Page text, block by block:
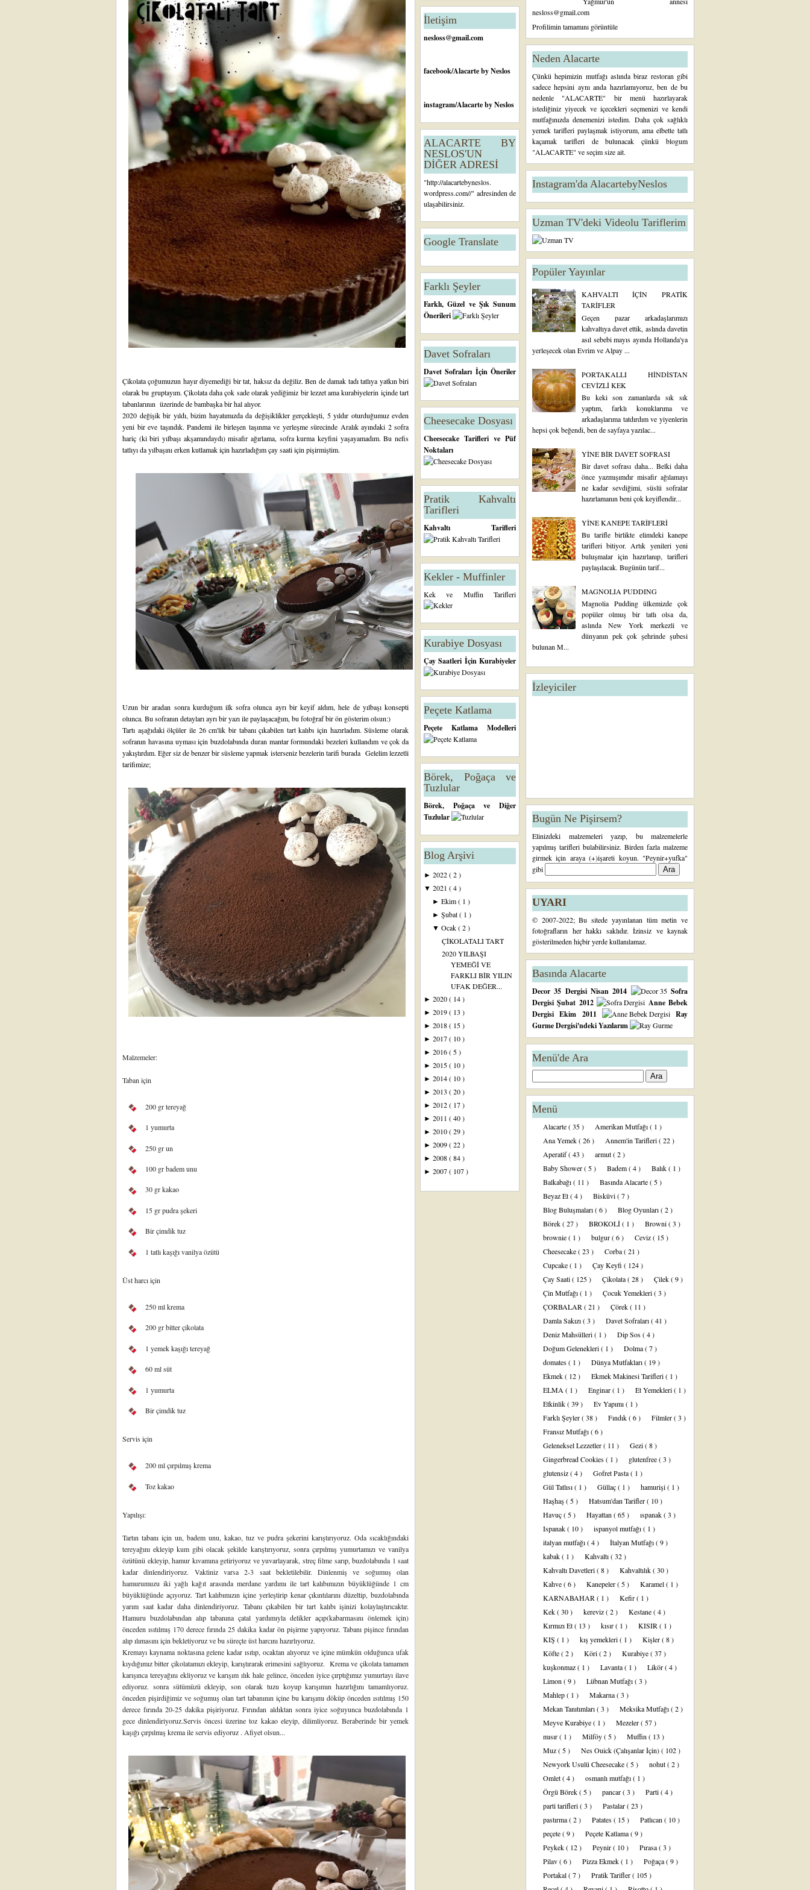
Çikolata çoğumuzun hayır diyemediği bir tat, haksız da değiliz. Ben de damak tadı tatlıya yatkın biri
olarak bu gruptayım. Çikolata daha çok sade olarak yediğimiz bir lezzet ama kurabiyelerin içinde tart
tabanlarının üzerinde de bambaşka bir hal alıyor.
2020 değişik bir yıldı, bizim hayatımızda da değişiklikler gerçekleşti, 5 yıldır oturduğumuz evden
yeni bir eve taşındık. Pandemi ile birleşen taşınma ve yerleşme sürecinde Aralık ayındaki 2 sofra
hariç (kibiri yılbaşı akşamındaydı) misafir ağırlama, sofra kurma keyfini yaşayamadım. Bu nefis
tatlıyı da yılbaşını erken kutlamak için hazırladığım çay saati için pişirmiştim.
Uzun bir aradan sonra kurduğum ilk sofra olunca ayrı bir keyif aldım, hele de yılbaşı konsepti
olunca. Bu sofranın detayları ayrı bir yazı ile paylaşacağım, bu fotoğraf bir ön gösterim olsun:)
Tartı aşağıdaki ölçüler ile 26 cm'lik bir tabanı çıkabilen tart kalıbı için hazırladım. Süsleme olarak
sofranın havasına uyması için buzdolabında duran mantar formundaki bezeleri kullandım ve çok da
yakıştırdım. Eğer siz de benzer bir süsleme yapmak isterseniz bezelerin tarifi burada Gelelim lezzetli
tarifimize;
Malzemeler:
Taban için
200 gr tereyağ
1 yumurta
250 gr un
100 gr badem unu
30 gr kakao
15 gr pudra şekeri
Bir çimdik tuz
1 tatlı kaşığı vanilya özütü
Üst harcı için
250 ml krema
200 gr bitter çikolata
1 yemek kaşığı tereyağ
60 ml süt
1 yumurta
Bir çimdik tuz
Servis için
200 ml çırpılmış krema
Toz kakao
Yapılışı:
Tartın tabanı için un, badem unu, kakao, tuz ve pudra şekerini karıştırıyoruz. Oda sıcaklığındaki
tereyağını ekleyip kum gibi olacak şekilde karıştırıyoruz, sonra çırpılmış yumurtamızı ve vanilya
özütünü ekleyip, hamur kıvamına getiriyoruz ve yuvarlayarak, streç filme sarıp, buzdolabında 1 saat
kadar dinlendiriyoruz. Vaktiniz varsa 2-3 saat bekletilebilir. Dinlenmiş ve soğumuş olan
hamurumuzu iki yağlı kağıt arasında merdane yardımı ile tart kalıbımızın büyüklüğünde 1 cm
büyüklüğünde açıyoruz. Tart kalıbımızın içine yerleştirip kenar çıkıntılarını düzeltip, buzdolabında
yarım saat kadar daha dinlendiriyoruz. Tabanı çıkabilen bir tart kalıbı işinizi kolaylaştırıcaktır.
Hamuru buzdolabından alıp tabanına çatal yardımıyla delikler açıp(kabarmasını önlemek için)
önceden ısıtılmış 170 derece fırında 25 dakika kadar ön pişirme yapıyoruz. Tabanı pişince fırından
alıp ılımasını için bekletiyoruz ve bu süreçte üst harcını hazırlıyoruz.
Kremayı kaynama noktasına gelene kadar ısıtıp, ocaktan alıyoruz ve içine mümkün olduğunca ufak
kıydığımız bitter çikolatamızı ekleyip, karıştırarak erimesini sağlıyoruz. Krema ve çikolata tamamen
karışınca tereyağını ekliyoruz ve karışım ılık hale gelince, önceden iyice çırptığımız yumurtayı ilave
ediyoruz. sonra sütümüzü ekleyip, son olarak tuzu koyup karışımın hazırlığını tamamlıyoruz.
önceden pişirdiğimiz ve soğumuş olan tart tabanının içine bu karışımı döküp önceden ısıtılmış 150
derece fırında 20-25 dakika pişiriyoruz. Fırından aldıktan sonra iyice soğuyunca buzdolabında 1
gece dinlendiriyoruz.Servis öncesi üzerine toz kakao eleyip, dilimliyoruz. Beraberinde bir yemek
kaşığı çırpılmış krema ile servis ediyoruz . Afiyet olsun...
İletişim
nesloss@gmail.com
facebook/Alacarte by Neslos
instagram/Alacarte by Neslos
ALACARTE BY
NESLOS'UN
DİĞER ADRESİ
"http://alacartebyneslos.
wordpress.com//" adresinden de
ulaşabilirsiniz.
Google Translate
Farklı Şeyler
Farklı, Güzel ve Şık Sunum
Önerileri
Davet Sofraları
Davet Sofraları İçin Öneriler
Cheesecake Dosyası
Cheesecake Tarifleri ve Püf
Noktaları
Pratik Kahvaltı
Tarifleri
Kahvaltı Tarifleri
Kekler - Muffinler
Kek ve Muffin Tarifleri
Kurabiye Dosyası
Çay Saatleri İçin Kurabiyeler
Peçete Katlama
Peçete Katlama Modelleri
Börek, Poğaça ve
Tuzlular
Börek, Poğaça ve Diğer
Tuzlular
Blog Arşivi
► 2022( 2 )
▼ 2021 ( 4 )
►Ekim( 1 )
►Şubat( 1 )
▼Ocak( 2 )
ÇİKOLATALI TART
2020 YILBAŞI
YEMEĞİ VE
FARKLI BİR YILIN
UFAK DEĞER...
► 2020( 14 )
► 2019( 13 )
► 2018( 15 )
► 2017( 10 )
► 2016( 5 )
► 2015( 10 )
► 2014( 10 )
► 2013 ( 20 )
► 2012( 17 )
► 2011 ( 40 )
► 2010( 29 )
► 2009( 22 )
► 2008( 84 )
► 2007( 107 )
nesloss@gmail.com
Profilimin tamamını görüntüle
Neden Alacarte
Çünkü hepimizin mutfağı aslında biraz restoran gibi
sadece hepsini aynı anda hazırlamıyoruz, ben de bu
nedenle "ALACARTE" bir menü hazırlayarak
istediğiniz yiyecek ve içecekleri seçmenizi ve kendi
mutfağınızda denemenizi istedim. Daha çok sağlıklı
yemek tarifleri paylaşmak istiyorum, ama elbette tatlı
kaçamak tarifleri de bulunacak çünkü blogum
"ALACARTE" ve seçim size ait.
Instagram'da AlacartebyNeslos
Uzman TV'deki Videolu Tariflerim
Popüler Yayınlar
KAHVALTI İÇİN PRATİK
TARİFLER
Geçen pazar arkadaşlarımızı
kahvaltıya davet ettik, aslında davetin
asıl sebebi mayıs ayında Hollanda'ya
yerleşecek olan Evrim ve Alpay ...
PORTAKALLI HİNDİSTAN
CEVİZLİ KEK
Bu keki son zamanlarda sık sık
yaptım, farklı konuklarıma ve
arkadaşlarıma tatdırdım ve yiyenlerin
hepsi çok beğendi, ben de sayfaya yazılac...
YİNE BİR DAVET SOFRASI
Bir davet sofrası daha... Belki daha
önce yazmışımdır misafir ağılamayı
ne kadar sevdiğimi, süslü sofralar
hazırlamanın beni çok keyiflendir...
YİNE KANEPE TARİFLERİ
Bu tarifle birlikte elimdeki kanepe
tarifleri bitiyor. Artık yenileri yeni
buluşmalar için hazırlanıp, tarifleri
paylaşılacak. Bugünün tarif...
MAGNOLIA PUDDING
Magnolia Pudding ülkemizde çok
popüler olmuş bir tatlı olsa da,
aslında New York merkezli ve
dünyanın pek çok şehrinde şubesi
bulunan M...
İzleyiciler
Bugün Ne Pişirsem?
Elinizdeki malzemeleri yazıp, bu malzemelerle
yapılmış tarifleri bulabilirsiniz. Birden fazla malzeme
girmek için araya (+)işareti koyun. "Peynir+yufka"
gibi
UYARI
© 2007-2022; Bu sitede yayınlanan tüm metin ve
fotoğrafların her hakkı saklıdır. İzinsiz ve kaynak
gösterilmeden hiçbir yerde kullanılamaz.
Basında Alacarte
Decor 35 Dergisi Nisan 2014
Sofra
Dergisi Şubat 2012
Anne Bebek
Dergisi Ekim 2011
Ray
Gurme Dergisi'ndeki Yazılarım
Menü'de Ara
Menü
Alacarte( 35 ) Amerikan Mutfağı( 1 )
Ana Yemek( 26 ) Annem'in Tarifleri( 22 )
Aperatif( 43 ) armut( 2 )
Baby Shower( 5 ) Badem( 4 ) Balık( 1 )
Balkabağı( 11 ) Basında Alacarte( 5 )
Beyaz Et( 4 ) Bisküvi( 7 )
Blog Buluşmaları( 6 ) Blog Oyunları( 2 )
Börek( 27 ) BROKOLİ( 1 ) Browni( 3 )
brownie( 1 ) bulgur( 6 ) Ceviz( 15 )
Cheesecake( 23 ) Corba( 21 )
Cupcake( 1 ) Çay Keyfi ( 124 )
Çay Saati( 125 ) Çikolata( 28 ) Çilek( 9 )
Çin Mutfağı( 1 ) Çocuk Yemekleri( 3 )
ÇORBALAR ( 21 ) Çörek( 11 )
Damla Sakızı( 3 ) Davet Sofraları( 41 )
Deniz Mahsülleri( 1 ) Dip Sos( 4 )
Doğum Gelenekleri( 1 ) Dolma( 7 )
domates( 1 ) Dünya Mutfakları( 19 )
Ekmek( 12 ) Ekmek Makinesi Tarifleri( 1 )
ELMA ( 1 ) Enginar( 1 ) Et Yemekleri( 1 )
Etkinlik( 39 ) Ev Yapımı( 1 )
Farklı Şeyler( 38 ) Fındık( 6 ) Filmler( 3 )
Fransız Mutfağı( 6 )
Geleneksel Lezzetler( 11 ) Gezi( 8 )
Gingerbread Cookies( 1 ) glutenfree( 3 )
glutensiz( 4 ) Gofret Pasta( 1 )
Gül Tatlısı( 1 ) Güllaç( 1 ) hamurişi( 1 )
Haşhaş( 5 ) Hatsum'dan Tarifler( 10 )
Havuç( 5 ) Hayattan ( 65 ) ıspanak( 3 )
Ispanak( 10 ) ispanyol mutfağı( 1 )
italyan mutfağı( 4 ) İtalyan Mutfağı( 9 )
kabak( 1 ) Kahvaltı( 32 )
Kahvaltı Davetleri( 8 ) Kahvaltılık( 30 )
Kahve( 6 ) Kanepeler( 5 ) Karamel( 1 )
KARNABAHAR ( 1 ) Kefir( 1 )
Kek( 30 ) kereviz( 2 ) Kestane( 4 )
Kırmızı Et( 13 ) kısır( 1 ) KISIR ( 1 )
KIŞ ( 1 ) kış yemekleri( 1 ) Kişler( 8 )
Köfte( 2 ) Köri( 2 ) Kurabiye( 37 )
kuşkonmaz( 1 ) Lavanta( 1 ) Likör( 4 )
Limon ( 9 ) Lübnan Mutfağı( 3 )
Mahlep( 1 ) Makarna( 3 )
Mekan Tanıtımları( 3 ) Meksika Mutfağı( 2 )
Meyve Kurabiye( 1 ) Mezeler( 57 )
mısır( 1 ) Milföy( 5 ) Muffin ( 13 )
Muz( 5 ) Nes Ouick (Çalışanlar İçin)( 102 )
Newyork Usulü Cheesecake( 5 ) nohut( 2 )
Omlet( 4 ) osmanlı mutfağı( 1 )
Örgü Börek( 5 ) pancar( 3 ) Parti( 4 )
parti tarifleri( 3 ) Pastalar( 23 )
pastırma( 2 ) Patates( 15 ) Patlıcan ( 10 )
peçete( 9 ) Peçete Katlama( 9 )
Peykek( 12 ) Peynir( 10 ) Pırasa( 3 )
Pilav( 6 ) Pizza Ekmek( 1 ) Poğaça( 9 )
Portakal( 7 ) Pratik Tarifler( 105 )